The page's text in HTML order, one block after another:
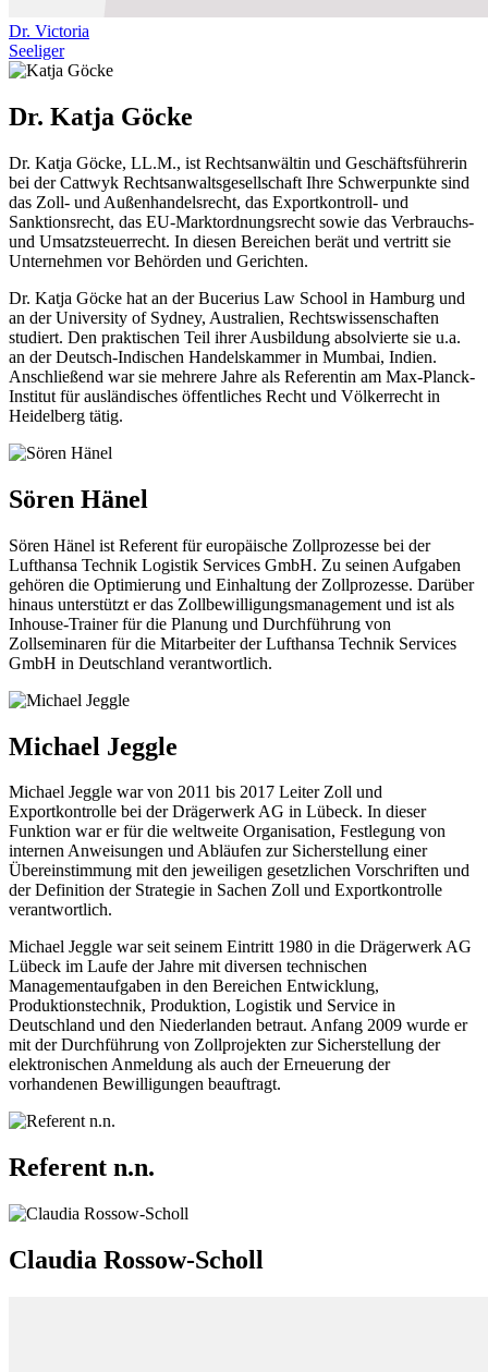
Dr. Victoria
Seeliger
Dr. Katja Göcke
Dr. Katja Göcke, LL.M., ist Rechtsanwältin und Geschäftsführerin
bei der Cattwyk Rechtsanwaltsgesellschaft Ihre Schwerpunkte sind
das Zoll- und Außenhandelsrecht, das Exportkontroll- und
Sanktionsrecht, das EU-Marktordnungsrecht sowie das Verbrauchs-
und Umsatzsteuerrecht. In diesen Bereichen berät und vertritt sie
Unternehmen vor Behörden und Gerichten.
Dr. Katja Göcke hat an der Bucerius Law School in Hamburg und
an der University of Sydney, Australien, Rechtswissenschaften
studiert. Den praktischen Teil ihrer Ausbildung absolvierte sie u.a.
an der Deutsch-Indischen Handelskammer in Mumbai, Indien.
Anschließend war sie mehrere Jahre als Referentin am Max-Planck-
Institut für ausländisches öffentliches Recht und Völkerrecht in
Heidelberg tätig.
Sören Hänel
Sören Hänel ist Referent für europäische Zollprozesse bei der
Lufthansa Technik Logistik Services GmbH. Zu seinen Aufgaben
gehören die Optimierung und Einhaltung der Zollprozesse. Darüber
hinaus unterstützt er das Zollbewilligungsmanagement und ist als
Inhouse-Trainer für die Planung und Durchführung von
Zollseminaren für die Mitarbeiter der Lufthansa Technik Services
GmbH in Deutschland verantwortlich.
Michael Jeggle
Michael Jeggle war von 2011 bis 2017 Leiter Zoll und
Exportkontrolle bei der Drägerwerk AG in Lübeck. In dieser
Funktion war er für die weltweite Organisation, Festlegung von
internen Anweisungen und Abläufen zur Sicherstellung einer
Übereinstimmung mit den jeweiligen gesetzlichen Vorschriften und
der Definition der Strategie in Sachen Zoll und Exportkontrolle
verantwortlich.
Michael Jeggle war seit seinem Eintritt 1980 in die Drägerwerk AG
Lübeck im Laufe der Jahre mit diversen technischen
Managementaufgaben in den Bereichen Entwicklung,
Produktionstechnik, Produktion, Logistik und Service in
Deutschland und den Niederlanden betraut. Anfang 2009 wurde er
mit der Durchführung von Zollprojekten zur Sicherstellung der
elektronischen Anmeldung als auch der Erneuerung der
vorhandenen Bewilligungen beauftragt.
Referent n.n.
Claudia Rossow-Scholl